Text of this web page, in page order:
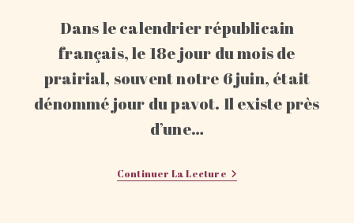
Dans le calendrier républicain
français, le 18e jour du mois de
prairial, souvent notre 6 juin, était
dénommé jour du pavot. Il existe près
d’une…
Continuer La LectureSous
Le